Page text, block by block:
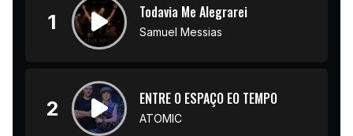
1 Todavia Me Alegrarei
Samuel Messias
2 ENTRE O ESPAÇO EO TEMPO
ATOMIC